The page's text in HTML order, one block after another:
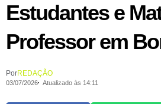
Estudantes e
Professor em
PorREDAÇÃO
03/07/2026 Atualizado às 14:11